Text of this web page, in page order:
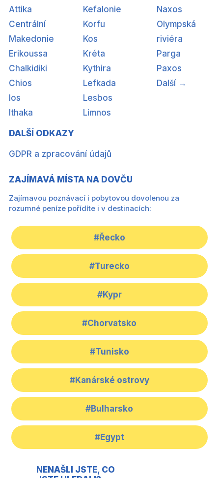
Attika
Centrální
Makedonie
Erikoussa
Chalkidiki
Chios
Ios
Ithaka
Kefalonie
Korfu
Kos
Kréta
Kythira
Lefkada
Lesbos
Limnos
Naxos
Olympská
riviéra
Parga
Paxos
Další →
DALŠÍ ODKAZY
GDPR a zpracování údajů
ZAJÍMAVÁ MÍSTA NA DOVČU
Zajímavou poznávací i pobytovou dovolenou za
rozumné peníze pořídíte i v destinacích:
#Řecko
#Turecko
#Kypr
#Chorvatsko
#Tunisko
#Kanárské ostrovy
#Bulharsko
#Egypt
NENAŠLI JSTE, CO